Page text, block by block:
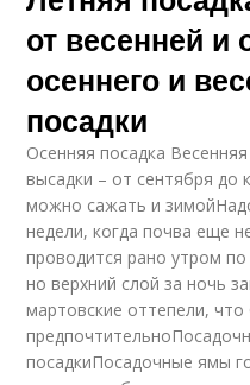
от весенней и
осеннего и
посадки
Осенняя посадка
высадки – от сентября до
можно сажать и
недели, когда почва еще
проводится рано утром
но верхний слой за ночь
мартовские оттепели, что
посадкиПосадочные ямы